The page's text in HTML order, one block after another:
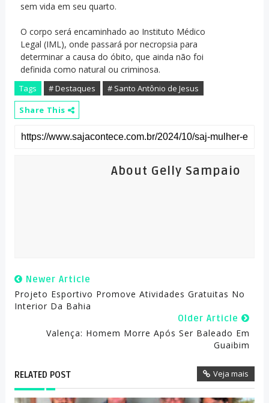
sem vida em seu quarto.
O corpo será encaminhado ao Instituto Médico
Legal (IML), onde passará por necropsia para
determinar a causa do óbito, que ainda não foi
definida como natural ou criminosa.
Tags # Destaques
# Santo Antônio de Jesus
Share This
About Gelly Sampaio
Newer Article
Projeto Esportivo Promove Atividades Gratuitas No
Interior Da Bahia
Older Article
Valença: Homem Morre Após Ser Baleado Em
Guaibim
RELATED POST Veja mais